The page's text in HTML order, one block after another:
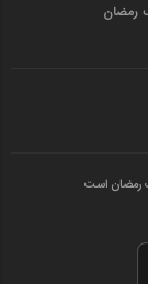
رمضان
رمضان است